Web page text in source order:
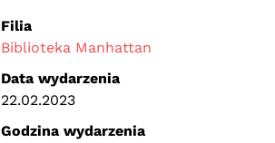
Filia
Biblioteka Manhattan
Data wydarzenia
22.02.2023
Godzina wydarzenia